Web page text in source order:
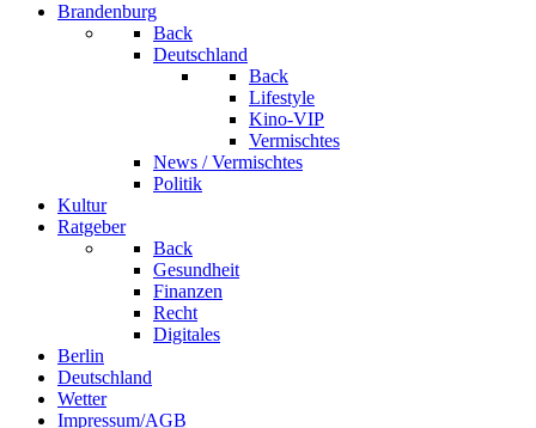
Brandenburg
Back
Deutschland
Back
Lifestyle
Kino-VIP
Vermischtes
News / Vermischtes
Politik
Kultur
Ratgeber
Back
Gesundheit
Finanzen
Recht
Digitales
Berlin
Deutschland
Wetter
Impressum/AGB